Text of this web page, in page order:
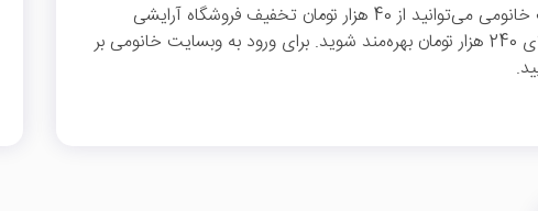
با وارد کردن کدهای تخفیف خانومی می‌توانید از 40 هزار تومان تخفیف فروشگاه آرایشی
بهداشتی برای خریدهای بالای 240 هزار تومان بهره‌مند شوید. برای ورود به وبسایت خانومی بر